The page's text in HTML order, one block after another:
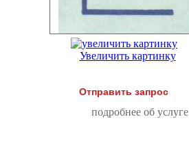
Увеличить картинку
Отправить запрос
подробнее об услуге